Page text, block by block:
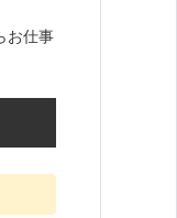
お仕事